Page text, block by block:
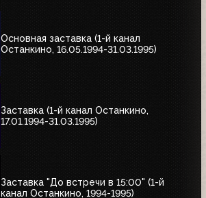
Основная заставка (1-й канал
Останкино, 16.05.1994-31.03.1995)
Заставка (1-й канал Останкино,
17.01.1994-31.03.1995)
Заставка "До встречи в 15:00" (1-й
канал Останкино, 1994-1995)